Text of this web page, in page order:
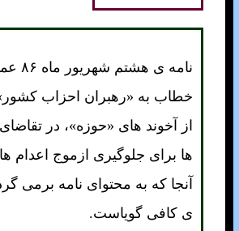
نامه
خطاب به «رهبران احزاب
از آخوند های «حوزه»، در
ها برای جلوگيری ازموج اعدام ها
آنجا که به محتوای نامه برمی
ی کافی گوياست.